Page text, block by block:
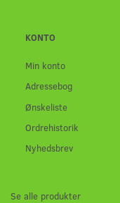
KONTO
Min konto
Adressebog
Ønskeliste
Ordrehistorik
Nyhedsbrev
Se alle produkter